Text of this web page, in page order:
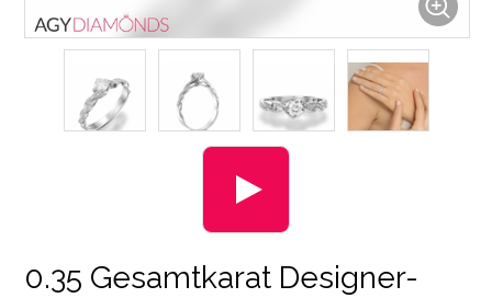
0.35 Gesamtkarat Designer-